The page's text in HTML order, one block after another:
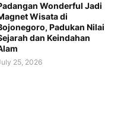
Wonderful Jadi
Wisata di
Padukan Nilai
dan Keindahan
25, 2026